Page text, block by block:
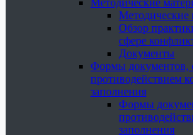
Методические
Методические
Обзор
сфере
Документы
Формы документов,
противодействием
заполнения
Формы
заполнения